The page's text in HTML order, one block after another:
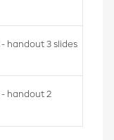
handout 3 slides
- handout 2